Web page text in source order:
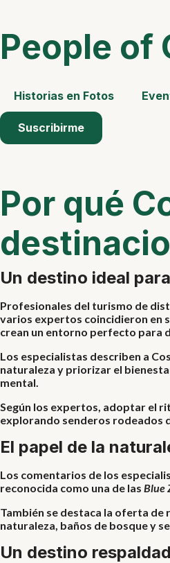
People of
Historias en Fotos
Suscribirme
Por qué
Un destino ideal
Profesionales del turismo de
varios expertos coincidieron en
crean un entorno perfecto para
Los especialistas describen a
naturaleza y priorizar el
mental.
Según los expertos, adoptar el
explorando senderos rodeados
El papel de la
Los comentarios de los
reconocida como una de las Blue
También se destaca la oferta
naturaleza, baños de bosque y
Un destino